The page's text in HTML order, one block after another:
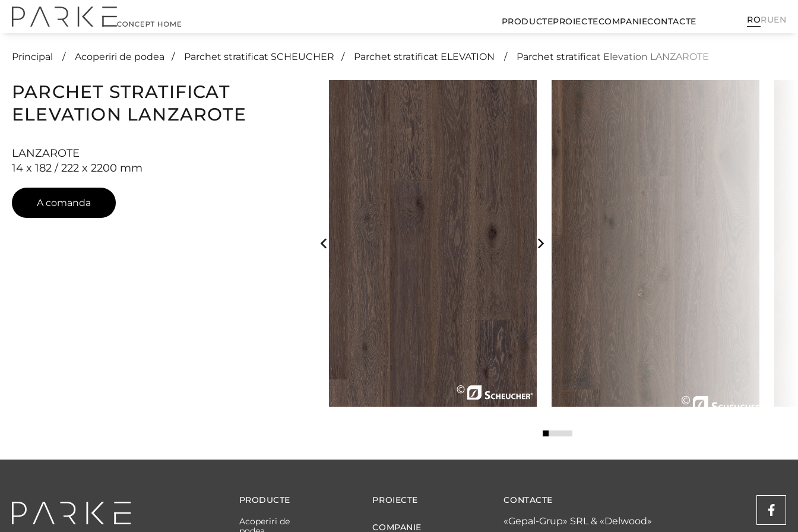
PRODUCTEPROIECTECOMPANIECONTACTE RORUEN
Principal Acoperiri de podea Parchet stratificat SCHEUCHER Parchet stratificat ELEVATION Parchet stratificat Elevation LANZAROTE
PARCHET STRATIFICAT
ELEVATION LANZAROTE
LANZAROTE
14 x 182 / 222 x 2200 mm
A comanda
PRODUCTE
Acoperiri de
PROIECTE
COMPANIE
CONTACTE
«Gepal-Grup» SRL & «Delwood»